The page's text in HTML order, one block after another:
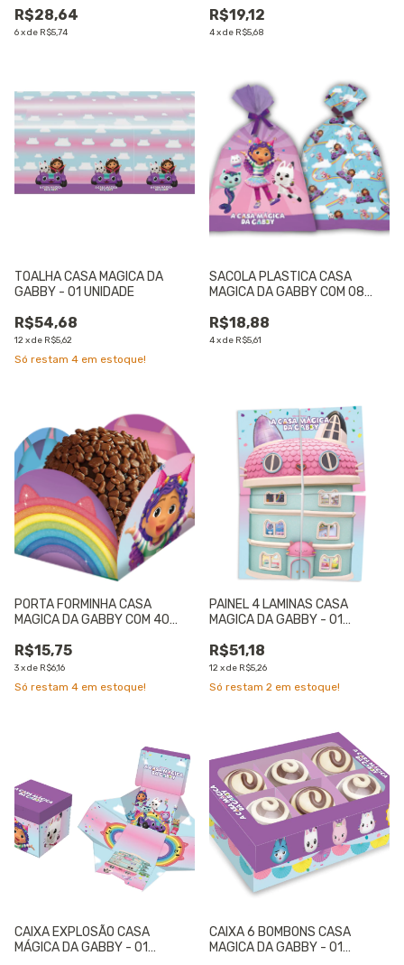
R$28,64
6xde R$5,74
R$19,12
4xde R$5,68
TOALHA CASA MAGICA DA
GABBY - 01 UNIDADE
R$54,68
12xde R$5,62
Só restam 4 em estoque!
SACOLA PLASTICA CASA
MAGICA DA GABBY COM 08
R$18,88
4xde R$5,61
PORTA FORMINHA CASA
MAGICA DA GABBY COM 40
R$15,75
3xde R$6,16
Só restam 4 em estoque!
PAINEL 4 LAMINAS CASA
MAGICA DA GABBY - 01
R$51,18
12xde R$5,26
Só restam 2 em estoque!
CAIXA EXPLOSÃO CASA
MÁGICA DA GABBY - 01
CAIXA 6 BOMBONS CASA
MAGICA DA GABBY - 01